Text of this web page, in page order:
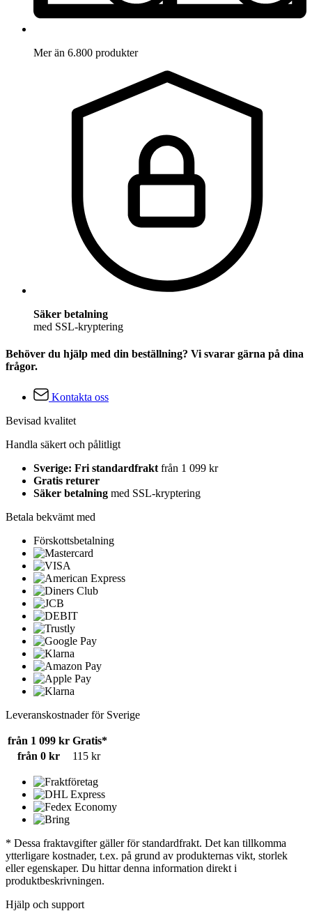
Mer än 6.800 produkter
Säker betalning
med SSL-kryptering
Behöver du hjälp med din beställning? Vi svarar gärna på dina
frågor.
Kontakta oss
Bevisad kvalitet
Handla säkert och pålitligt
Sverige: Fri standardfrakt från 1 099 kr
Gratis returer
Säker betalning med SSL-kryptering
Betala bekvämt med
Förskottsbetalning
Leveranskostnader för Sverige
från 1 099 kr Gratis*
från 0 kr
115 kr
* Dessa fraktavgifter gäller för standardfrakt. Det kan tillkomma
ytterligare kostnader, t.ex. på grund av produkternas vikt, storlek
eller egenskaper. Du hittar denna information direkt i
produktbeskrivningen.
Hjälp och support